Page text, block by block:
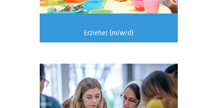
Erzieher (m/w/d)